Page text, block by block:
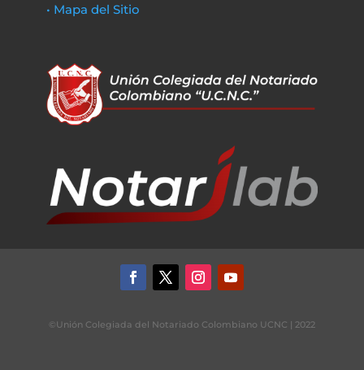
• Mapa del Sitio
©Unión Colegiada del Notariado Colombiano UCNC | 2022